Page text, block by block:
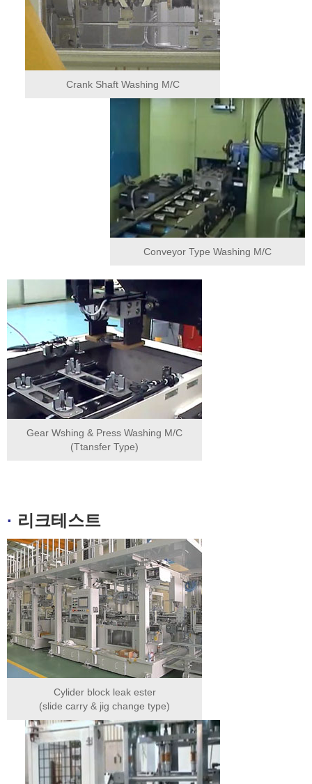
Crank Shaft Washing M/C
Conveyor Type Washing M/C
Gear Wshing & Press Washing M/C
(Ttansfer Type)
· 리크테스트
Cylider block leak ester
(slide carry & jig change type)